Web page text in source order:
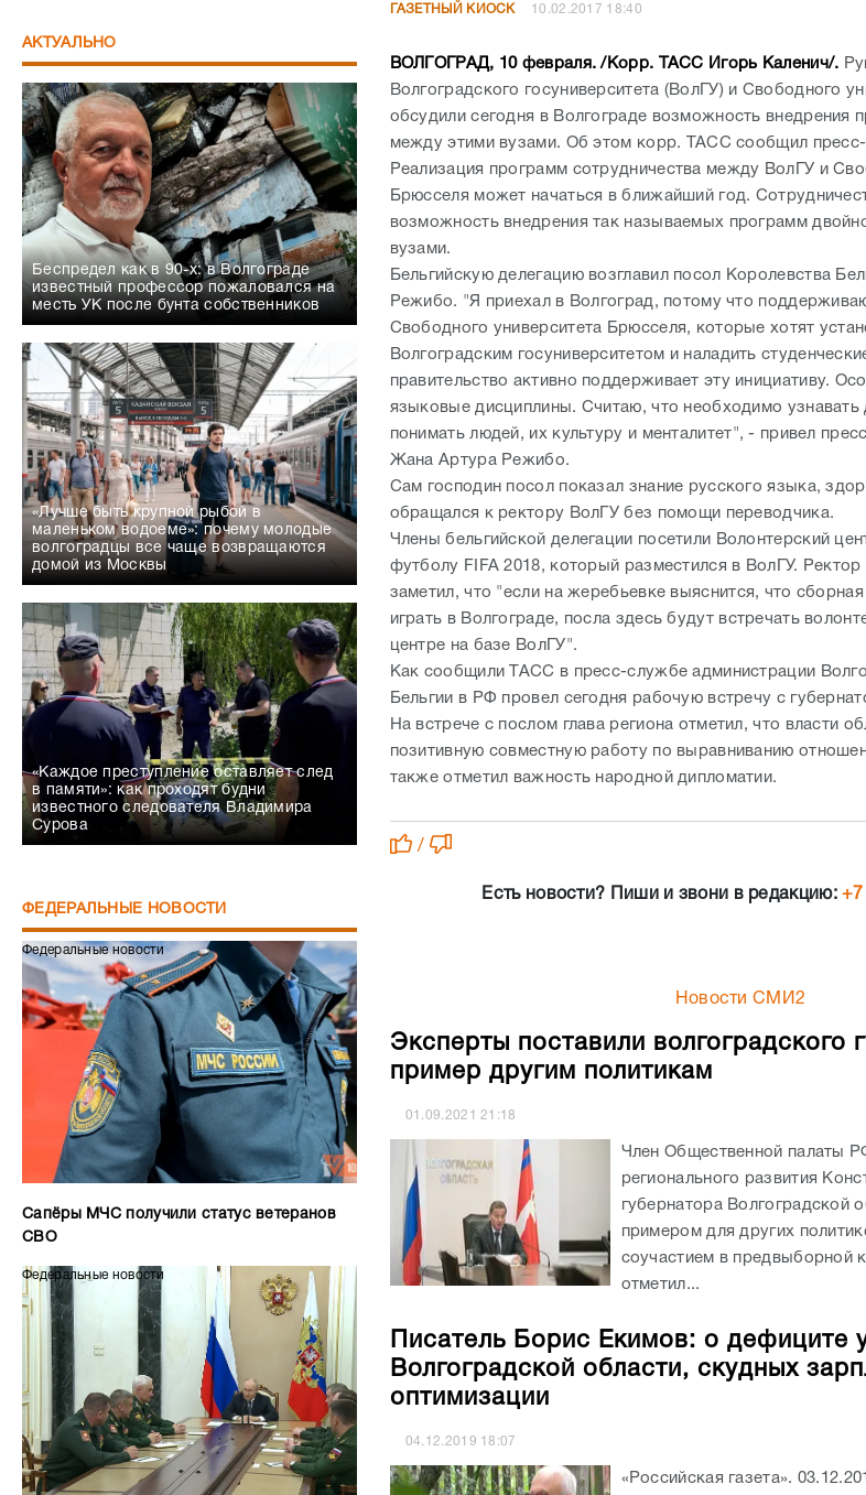
АКТУАЛЬНО
Беспредел как в 90-х: в Волгограде
известный профессор пожаловался на
месть УК после бунта собственников
«Лучше быть крупной рыбой в
маленьком водоеме»: почему молодые
волгоградцы все чаще возвращаются
домой из Москвы
«Каждое преступление оставляет след
в памяти»: как проходят будни
известного следователя Владимира
Сурова
ФЕДЕРАЛЬНЫЕ НОВОСТИ
Федеральные новости
Сапёры МЧС получили статус ветеранов
СВО
Федеральные новости
ГАЗЕТНЫЙ КИОСК 10.02.2017 18:40
ВОЛГОГРАД, 10 февраля. /Корр. ТАСС Игорь Каленич/.
Волгоградского госуниверситета (ВолГУ) и Свободного
обсудили сегодня в Волгограде возможность внедрения
между этими вузами. Об этом корр. ТАСС сообщил пресс-
Реализация программ сотрудничества между ВолГУ и
Брюсселя может начаться в ближайший год.
возможность внедрения так называемых программ
вузами.
Бельгийскую делегацию возглавил посол Королевства
Режибо. "Я приехал в Волгоград, потому что
Свободного университета Брюсселя, которые хотят
Волгоградским госуниверситетом и наладить
правительство активно поддерживает эту инициативу.
языковые дисциплины. Считаю, что необходимо
понимать людей, их культуру и менталитет", - привел
Жана Артура Режибо.
Сам господин посол показал знание русского языка,
обращался к ректору ВолГУ без помощи переводчика.
Члены бельгийской делегации посетили Волонтерский
футболу FIFA 2018, который разместился в ВолГУ.
заметил, что "если на жеребьевке выяснится, что
играть в Волгограде, посла здесь будут встречать
центре на базе ВолГУ".
Как сообщили ТАСС в пресс-службе администрации
Бельгии в РФ провел сегодня рабочую встречу с
На встрече с послом глава региона отметил, что власти
позитивную совместную работу по выравниванию
также отметил важность народной дипломатии.
/
Есть новости? Пиши и звони в редакцию:+7
Новости СМИ2
Эксперты поставили волгоградского
пример другим политикам
01.09.202121:18
Член Общественной палаты
регионального развития
губернатора Волгоградской
примером для других
соучастием в предвыборной
отметил...
Писатель Борис Екимов: о дефиците
Волгоградской области, скудных
оптимизации
04.12.2019 18:07
«Российская газета».